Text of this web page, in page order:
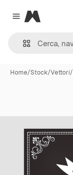
Close menu
Magnific
Home/Stock/Vettori/